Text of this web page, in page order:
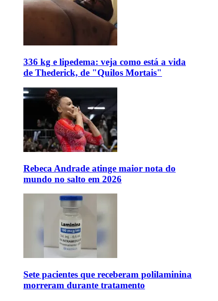
336 kg e lipedema: veja como está a vida
de Thederick, de "Quilos Mortais"
Rebeca Andrade atinge maior nota do
mundo no salto em 2026
Sete pacientes que receberam polilaminina
morreram durante tratamento